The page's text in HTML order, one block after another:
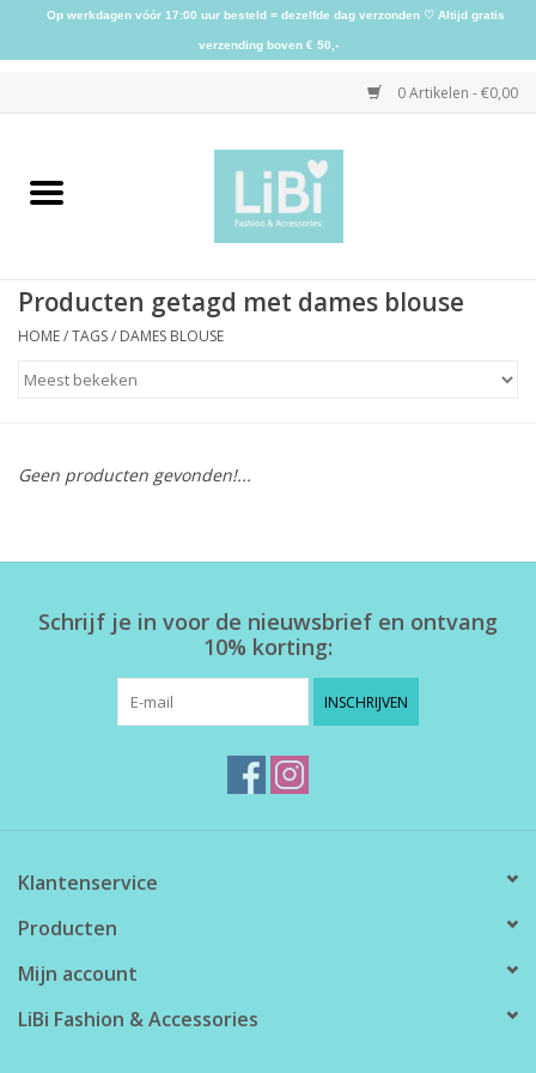
0 Artikelen - €0,00
Home
Schoenen
Herensokken
Producten getagd met dames blouse
HOME/TAGS/ DAMES BLOUSE
Geen producten gevonden!...
Schrijf je in voor de nieuwsbrief en ontvang
10% korting:
INSCHRIJVEN
Klantenservice
Producten
Mijn account
LiBi Fashion & Accessories
Op werkdagen vóór 17:00 uur besteld = dezelfde dag verzonden ♡ Altijd gratis
verzending boven € 50,-